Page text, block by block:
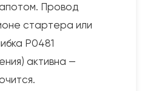
Провод
стартера или
P0481
активна —